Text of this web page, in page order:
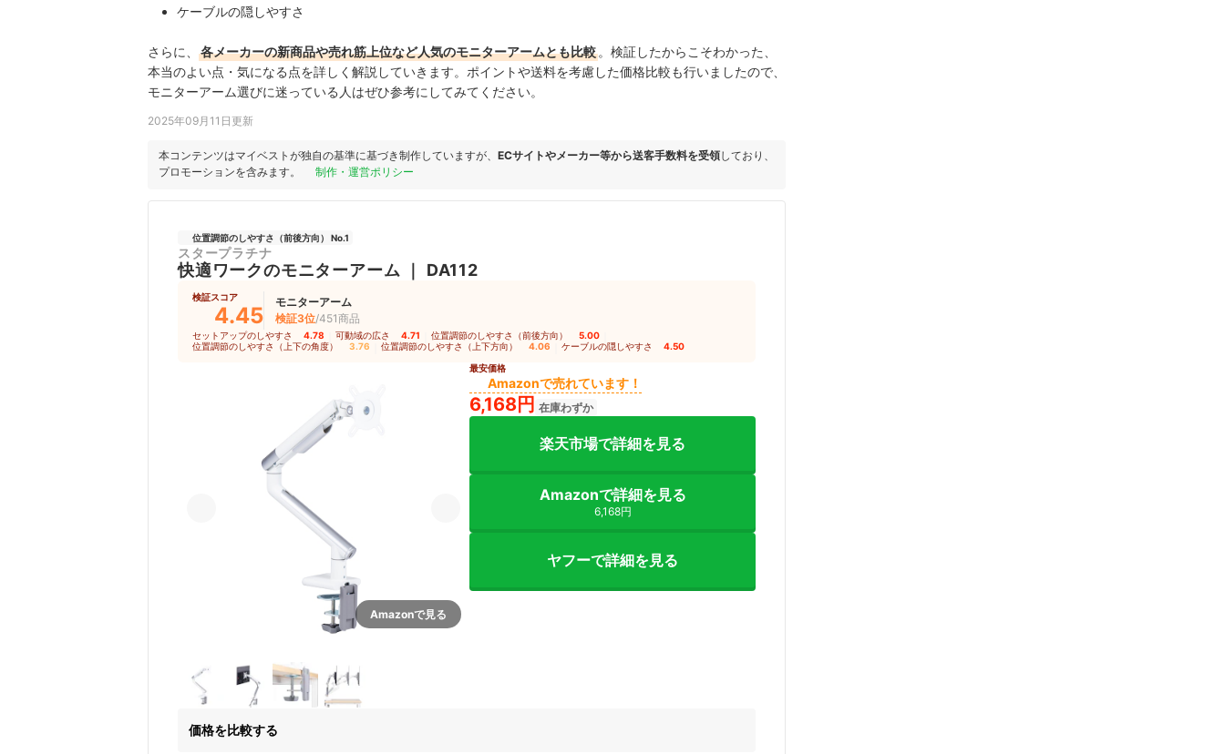
ケーブルの隠しやすさ
さらに、 各メーカーの新商品や売れ筋上位など人気のモニターアームとも比較 。検証したからこそわかった、
本当のよい点・気になる点を詳しく解説していきます。ポイントや送料を考慮した価格比較も行いましたので、
モニターアーム選びに迷っている人はぜひ参考にしてみてください。
2025年09月11日更新
本コンテンツはマイベストが独自の基準に基づき制作していますが、 ECサイトやメーカー等から送客手数料を受領しており、
プロモーションを含みます。
制作・運営ポリシー
位置調節のしやすさ（前後方向） No.1
スタープラチナ
快適ワークのモニターアーム DA112
検証スコア
4.45
モニターアーム
検証3位/451商品
セットアップのしやすさ 4.78 可動域の広さ 4.71 位置調節のしやすさ（前後方向） 5.00
位置調節のしやすさ（上下の角度） 3.76 位置調節のしやすさ（上下方向） 4.06 ケーブルの隠しやすさ 4.50
Amazonで見る
最安価格
Amazonで売れています！
6,168円 在庫わずか
楽天市場で詳細を見る
Amazonで詳細を見る
6,168円
ヤフーで詳細を見る
価格を比較する